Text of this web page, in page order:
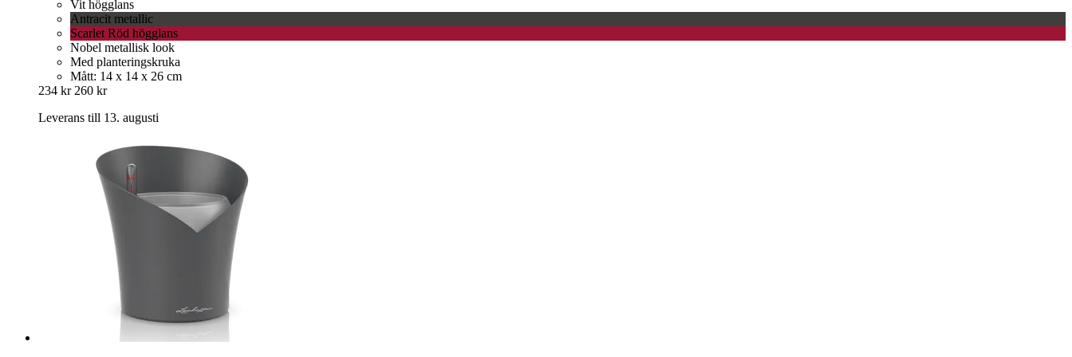
Vit högglans
Antracit metallic
Scarlet Röd högglans
Nobel metallisk look
Med planteringskruka
Mått: 14 x 14 x 26 cm
234 kr 260 kr
Leverans till 13. augusti